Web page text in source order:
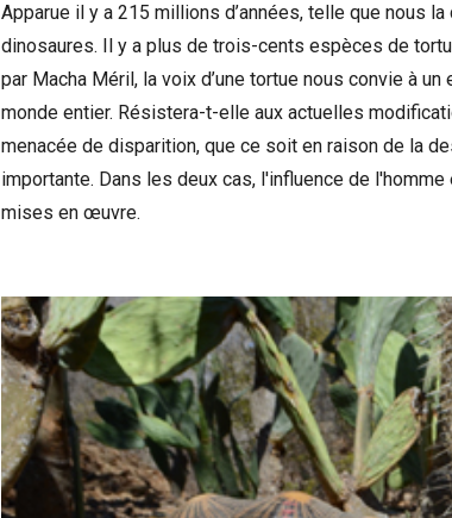
Apparue il y a 215 millions d’années, telle que nous
dinosaures. Il y a plus de trois-cents espèces de
par Macha Méril, la voix d’une tortue nous convie à
monde entier. Résistera-t-elle aux actuelles
menacée de disparition, que ce soit en raison de la
importante. Dans les deux cas, l'influence de
mises en œuvre.
Voir la bande-annonce